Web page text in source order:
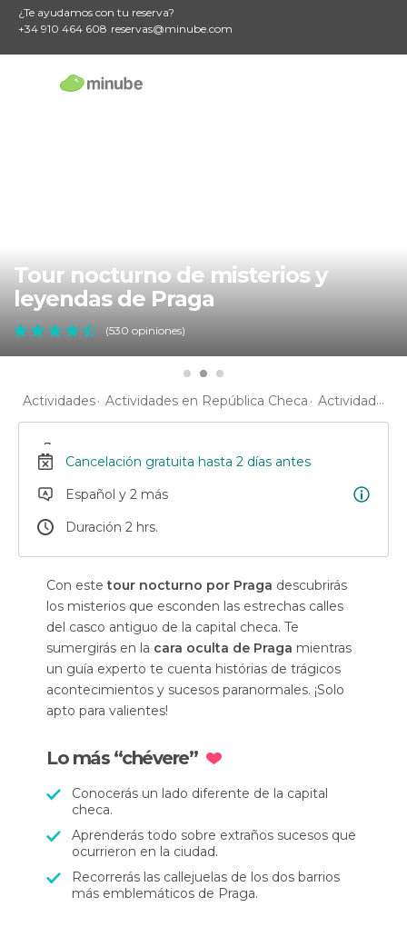
¿Te ayudamos con tu reserva?
+34 910 464 608 reservas@minube.com
Tour nocturno de misterios y
leyendas de Praga
(530 opiniones)
Actividades Actividades en República Checa Actividades en Bohemia
Cancelación gratuita hasta 2 días antes
Español y 2 más
Duración 2 hrs.
Con estetour nocturno por Praga descubrirás
los misterios que esconden las estrechas calles
del casco antiguo de la capital checa. Te
sumergirás en la cara oculta de Praga mientras
un guía experto te cuenta histórias de trágicos
acontecimientos y sucesos paranormales. ¡Solo
apto para valientes!
Lo más “chévere”
Conocerás un lado diferente de la capital
checa.
Aprenderás todo sobre extraños sucesos que
ocurrieron en la ciudad.
Recorrerás las callejuelas de los dos barrios
más emblemáticos de Praga.